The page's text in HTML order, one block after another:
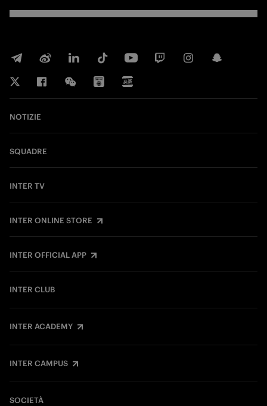
NOTIZIE
SQUADRE
INTER TV
INTER ONLINE STORE
INTER OFFICIAL APP
INTER CLUB
INTER ACADEMY
INTER CAMPUS
SOCIETÀ